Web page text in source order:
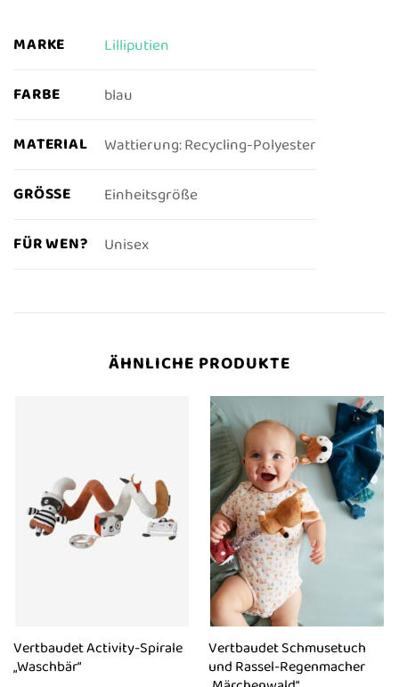
MARKE Lilliputien
FARBE blau
MATERIAL Wattierung: Recycling-Polyester
GRÖSSE Einheitsgröße
FÜR WEN? Unisex
ÄHNLICHE PRODUKTE
Vertbaudet Activity-Spirale
„Waschbär“
Vertbaudet Schmusetuch
und Rassel-Regenmacher